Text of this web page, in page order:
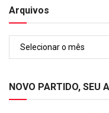
Arquivos
NOVO PARTIDO, SEU